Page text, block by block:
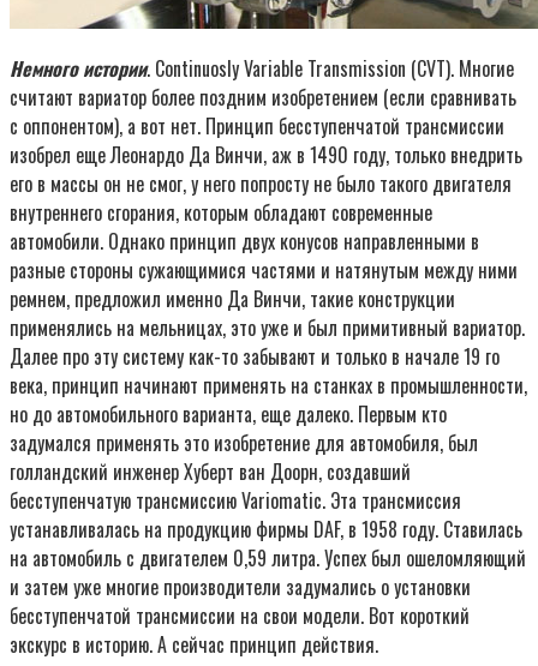
Немного истории. Сontinuosly Variable Transmission (CVT). Многие
считают вариатор более поздним изобретением (если сравнивать
с оппонентом), а вот нет. Принцип бесступенчатой трансмиссии
изобрел еще Леонардо Да Винчи, аж в 1490 году, только внедрить
его в массы он не смог, у него попросту не было такого двигателя
внутреннего сгорания, которым обладают современные
автомобили. Однако принцип двух конусов направленными в
разные стороны сужающимися частями и натянутым между ними
ремнем, предложил именно Да Винчи, такие конструкции
применялись на мельницах, это уже и был примитивный вариатор.
Далее про эту систему как-то забывают и только в начале 19 го
века, принцип начинают применять на станках в промышленности,
но до автомобильного варианта, еще далеко. Первым кто
задумался применять это изобретение для автомобиля, был
голландский инженер Хуберт ван Доорн, создавший
бесступенчатую трансмиссию Variomatic. Эта трансмиссия
устанавливалась на продукцию фирмы DAF, в 1958 году. Ставилась
на автомобиль с двигателем 0,59 литра. Успех был ошеломляющий
и затем уже многие производители задумались о установки
бесступенчатой трансмиссии на свои модели. Вот короткий
экскурс в историю. А сейчас принцип действия.